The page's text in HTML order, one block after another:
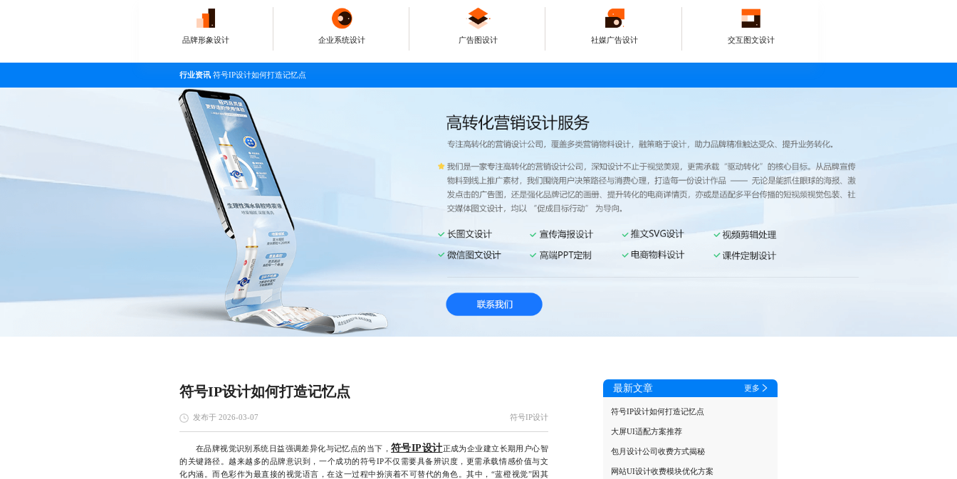
品牌形象设计 企业系统设计 广告图设计 社媒广告设计 交互图文设计
行业资讯 符号IP设计如何打造记忆点
符号IP设计如何打造记忆点
发布于 2026-03-07 符号IP设计
在品牌视觉识别系统日益强调差异化与记忆点的当下，符号IP设计正成为企业建立长期用户心智
的关键路径。越来越多的品牌意识到，一个成功的符号IP不仅需要具备辨识度，更需承载情感价值与文
化内涵。而色彩作为最直接的视觉语言，在这一过程中扮演着不可替代的角色。其中，“蓝橙视觉”因其
最新文章 更多
符号IP设计如何打造记忆点
大屏UI适配方案推荐
包月设计公司收费方式揭秘
网站UI设计收费模块优化方案